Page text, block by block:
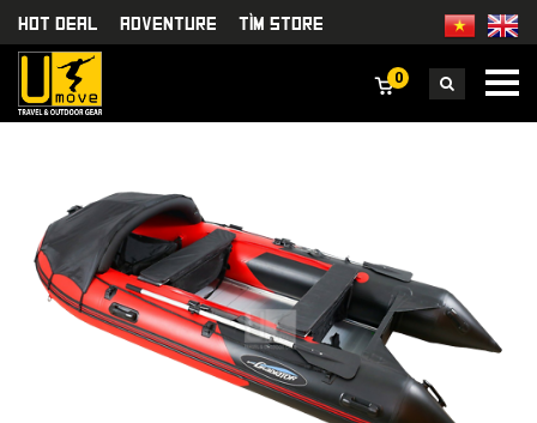
HOT DEAL Adventure TÌm Store
0